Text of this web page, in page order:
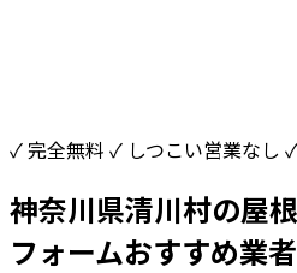
✓ 完全無料 ✓ しつこい営業なし
神奈川県清川村の屋
フォームおすすめ業者